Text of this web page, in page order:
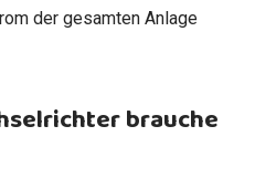
der gesamten Anlage
brauche